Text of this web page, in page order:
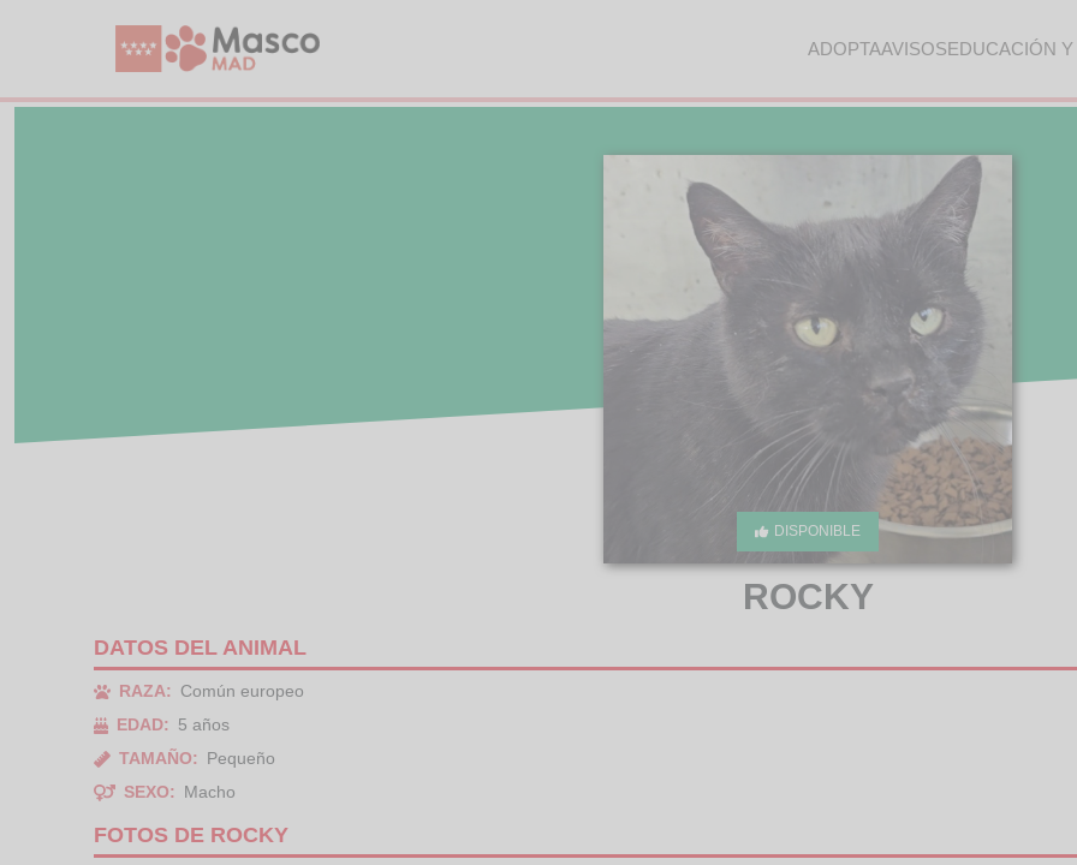
ADOPTAAVISOSEDUCACIÓN
DISPONIBLE
ROCKY
DATOS DEL ANIMAL
RAZA:
Común europeo
EDAD:
5 años
TAMAÑO:
Pequeño
SEXO:
Macho
FOTOS DE ROCKY